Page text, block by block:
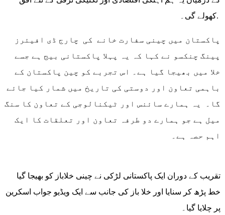
کھولے گی۔.
پاکستان میں چینی سفارت خانے کی چارج ڈی افیئرز
پینگ چنکسو نے کہا کہ یہ پہلا پاکستانی بیج ہے جسے
خلا میں بھیجا گیا ہے۔ اس تجربے کو چین پاکستان کے
باہمی تعاون اور دوستی کی تاریخ میں شمار کیا جائے
گا۔ یہ ہمارے سائنس اور ٹیکنالوجی کے تعاون کا سنگ
میل ہے جو ہمارے دو طرفہ تعاون اور تعلقات کا ایک
اہم حصہ ہے۔
تقریب کے دوران ایک پاکستانی لڑکی نے چینی خلاباز کو بھیجا گیا
خط پڑھ کر سنایا اور خلا باز کی جانب سے ایک ویڈیو جواب اسکرین
پر چلایا گیا۔